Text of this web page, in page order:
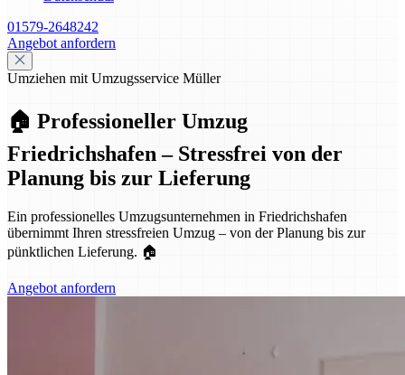
01579-2648242
Angebot anfordern
Umziehen mit Umzugsservice Müller
🏠 Professioneller Umzug
Friedrichshafen – Stressfrei von der
Planung bis zur Lieferung
Ein professionelles Umzugsunternehmen in Friedrichshafen
übernimmt Ihren stressfreien Umzug – von der Planung bis zur
pünktlichen Lieferung. 🏠
Angebot anfordern